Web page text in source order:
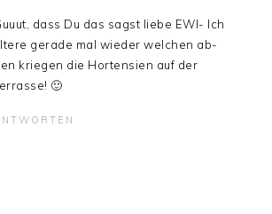
dass Du das sagst liebe EWI- Ich
gerade mal wieder welchen ab-
kriegen die Hortensien auf der
🙂